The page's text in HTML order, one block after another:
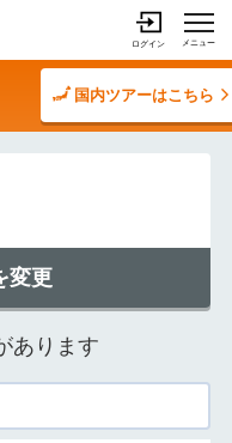
ログイン メニュー
国内ツアーはこちら
変更
あります